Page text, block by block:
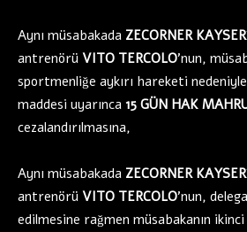
Aynı müsabakada ZECORNER
antrenörü VITO TERCOLO’nun,
sportmenliğe aykırı hareketi
maddesi uyarınca 15 GÜN HAK
cezalandırılmasına,
Aynı müsabakada ZECORNER
antrenörü VITO TERCOLO’nun,
edilmesine rağmen müsabakanın